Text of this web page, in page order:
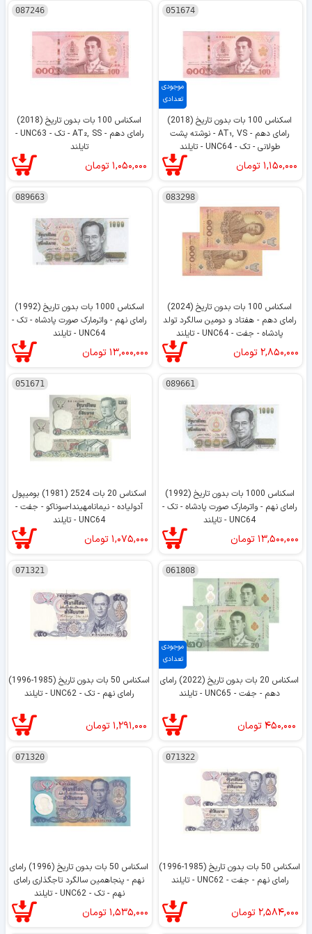
موجودی
تعدادی
051674
اسکناس 100 بات بدون تاریخ (2018)
رامای دهم - AT₁, VS - نوشته پشت
طولانی - تک - UNC64 - تایلند
۱,۱۵۰,۰۰۰ تومان
087246
اسکناس 100 بات بدون تاریخ (2018)
رامای دهم - AT₂, SS - تک - UNC63 -
تایلند
۱,۰۵۰,۰۰۰تومان
083298
اسکناس 100 بات بدون تاریخ (2024)
رامای دهم - هفتاد و دومین سالگرد تولد
پادشاه - جفت - UNC64 - تایلند
۲,۸۵۰,۰۰۰تومان
089663
اسکناس 1000 بات بدون تاریخ (1992)
رامای نهم - واترمارک صورت پادشاه - تک -
UNC64 - تایلند
۱۳,۰۰۰,۰۰۰تومان
089661
اسکناس 1000 بات بدون تاریخ (1992)
رامای نهم - واترمارک صورت پادشاه - تک -
UNC64 - تایلند
۱۳,۵۰۰,۰۰۰تومان
051671
اسکناس 20 بات 2524 (1981) بومیپول
آدولیاده - نیمانامهیندا-سوناکو - جفت -
UNC64 - تایلند
۱,۰۷۵,۰۰۰ تومان
موجودی
تعدادی
061808
اسکناس 20 بات بدون تاریخ (2022) رامای
دهم - جفت - UNC65 - تایلند
۴۵۰,۰۰۰ تومان
071321
اسکناس 50 بات بدون تاریخ (1985-1996)
رامای نهم - تک - UNC62 - تایلند
۱,۲۹۱,۰۰۰ تومان
071322
اسکناس 50 بات بدون تاریخ (1985-1996)
رامای نهم - جفت - UNC62 - تایلند
۲,۵۸۴,۰۰۰تومان
071320
اسکناس 50 بات بدون تاریخ (1996) رامای
نهم - پنجاهمین سالگرد تاجگذاری رامای
نهم - تک - UNC62 - تایلند
۱,۵۳۵,۰۰۰تومان